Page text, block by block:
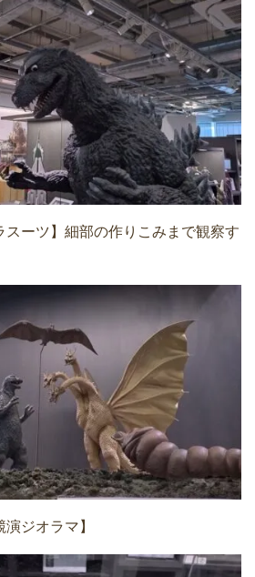
スーツ】細部の作りこみまで観察す
演ジオラマ】